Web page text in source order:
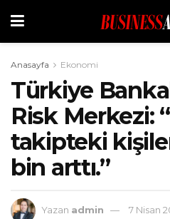
Anasayfa Ekonomi
Türkiye
Risk Merkezi:
takipteki
bin arttı.”
Yazan admin
7 Nisan